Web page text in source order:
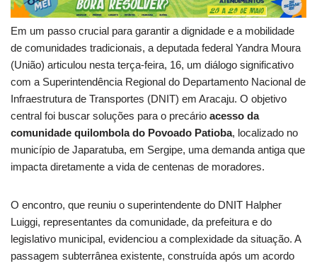
Em um passo crucial para garantir a dignidade e a mobilidade
de comunidades tradicionais, a deputada federal Yandra Moura
(União) articulou nesta terça-feira, 16, um diálogo significativo
com a Superintendência Regional do Departamento Nacional de
Infraestrutura de Transportes (DNIT) em Aracaju. O objetivo
central foi buscar soluções para o precário acesso da
comunidade quilombola do Povoado Patioba, localizado no
município de Japaratuba, em Sergipe, uma demanda antiga que
impacta diretamente a vida de centenas de moradores.
O encontro, que reuniu o superintendente do DNIT Halpher
Luiggi, representantes da comunidade, da prefeitura e do
legislativo municipal, evidenciou a complexidade da situação. A
passagem subterrânea existente, construída após um acordo